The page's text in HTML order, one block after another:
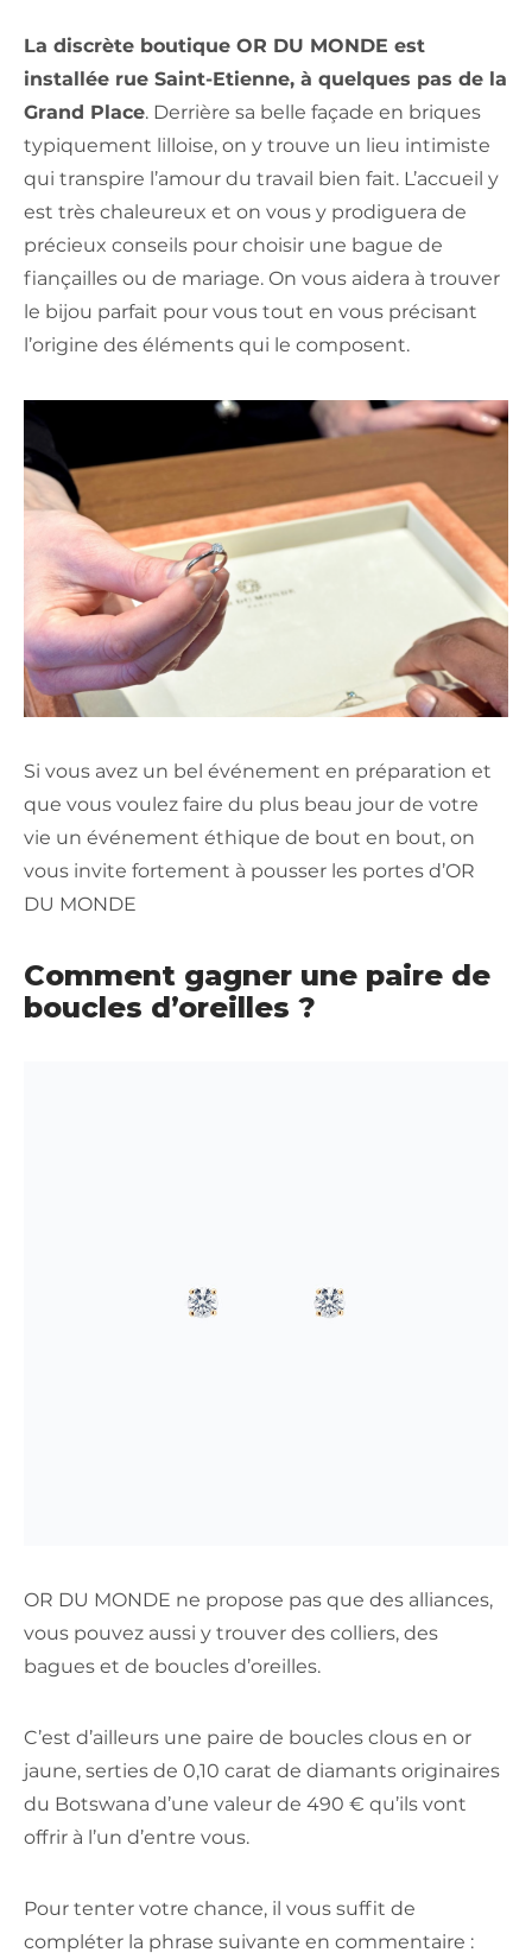
La discrète boutique OR DU MONDE est
installée rue Saint-Etienne, à quelques pas de la
Grand Place. Derrière sa belle façade en briques
typiquement lilloise, on y trouve un lieu intimiste
qui transpire l’amour du travail bien fait. L’accueil y
est très chaleureux et on vous y prodiguera de
précieux conseils pour choisir une bague de
fiançailles ou de mariage. On vous aidera à trouver
le bijou parfait pour vous tout en vous précisant
l’origine des éléments qui le composent.
Si vous avez un bel événement en préparation et
que vous voulez faire du plus beau jour de votre
vie un événement éthique de bout en bout, on
vous invite fortement à pousser les portes d’OR
DU MONDE
Comment gagner une paire de
boucles d’oreilles ?
OR DU MONDE ne propose pas que des alliances,
vous pouvez aussi y trouver des colliers, des
bagues et de boucles d’oreilles.
C’est d’ailleurs une paire de boucles clous en or
jaune, serties de 0,10 carat de diamants originaires
du Botswana d’une valeur de 490 € qu’ils vont
offrir à l’un d’entre vous.
Pour tenter votre chance, il vous suffit de
compléter la phrase suivante en commentaire :